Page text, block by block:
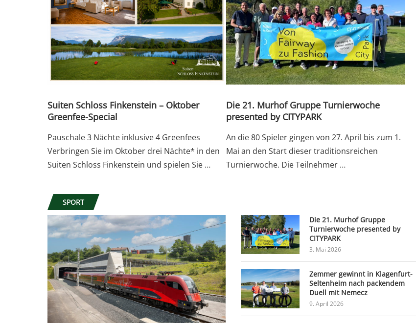
Suiten Schloss Finkenstein – Oktober
Greenfee-Special
Pauschale 3 Nächte inklusive 4 Greenfees
Verbringen Sie im Oktober drei Nächte* in den
Suiten Schloss Finkenstein und spielen Sie …
Die 21. Murhof Gruppe Turnierwoche
presented by CITYPARK
An die 80 Spieler gingen von 27. April bis zum 1.
Mai an den Start dieser traditionsreichen
Turnierwoche. Die Teilnehmer …
SPORT
Die 21. Murhof Gruppe
Turnierwoche presented by
CITYPARK
3. Mai 2026
Zemmer gewinnt in Klagenfurt-
Seltenheim nach packendem
Duell mit Nemecz
9. April 2026